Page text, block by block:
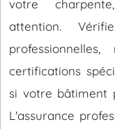
votre
attention.
certifications
si votre bâtiment
L'assurance